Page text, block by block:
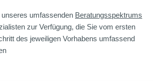
umfassenden Beratungsspektrums
zur Verfügung, die Sie vom ersten
des jeweiligen Vorhabens umfassend